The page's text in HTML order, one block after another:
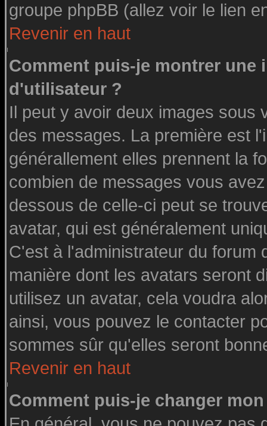
groupe phpBB (allez voir le lien
Revenir en haut
Comment puis-je montrer une
d'utilisateur ?
Il peut y avoir deux images sous
des messages. La première est
générallement elles prennent la
combien de messages vous
dessous de celle-ci peut se
avatar, qui est généralement
C'est à l'administrateur du forum
manière dont les avatars seront
utilisez un avatar, cela voudra
ainsi, vous pouvez le contacter
sommes sûr qu'elles seront
Revenir en haut
Comment puis-je changer